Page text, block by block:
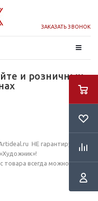
ЗАКАЗАТЬ ЗВОНОК
и розничных
НЕ гарантирует их
товара всегда можно по